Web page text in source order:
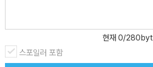
현재 0/
스포일러 포함